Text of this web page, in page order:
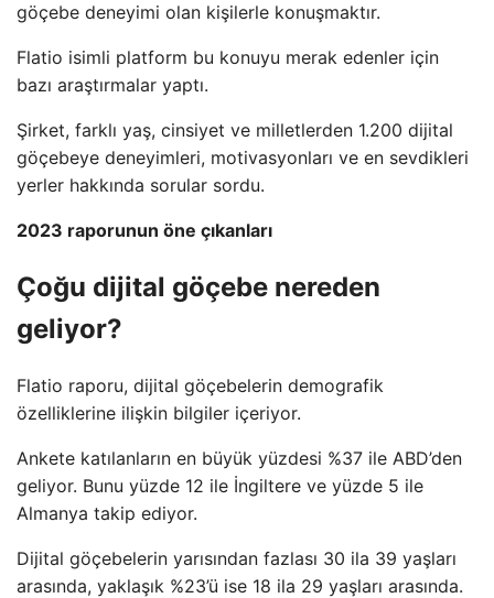
göçebe deneyimi olan kişilerle konuşmaktır.
Flatio isimli platform bu konuyu merak edenler için
bazı araştırmalar yaptı.
Şirket, farklı yaş, cinsiyet ve milletlerden 1.200 dijital
göçebeye deneyimleri, motivasyonları ve en sevdikleri
yerler hakkında sorular sordu.
2023 raporunun öne çıkanları
Çoğu dijital göçebe nereden
geliyor?
Flatio raporu, dijital göçebelerin demografik
özelliklerine ilişkin bilgiler içeriyor.
Ankete katılanların en büyük yüzdesi %37 ile ABD’den
geliyor. Bunu yüzde 12 ile İngiltere ve yüzde 5 ile
Almanya takip ediyor.
Dijital göçebelerin yarısından fazlası 30 ila 39 yaşları
arasında, yaklaşık %23’ü ise 18 ila 29 yaşları arasında.